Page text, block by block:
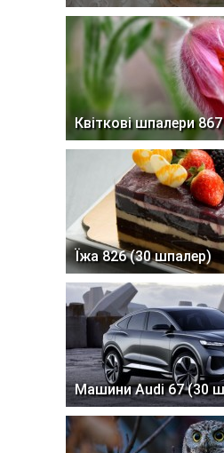
Квіткові шпалери
Їжа 826 (30 шпалер)
Машини Audi 67 (30